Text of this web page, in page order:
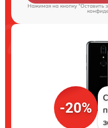
Нажимая на кнопку "Оставить
-20%